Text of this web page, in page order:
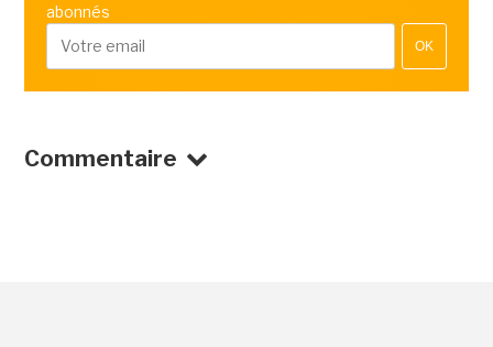
abonnés
OK
Commentaire